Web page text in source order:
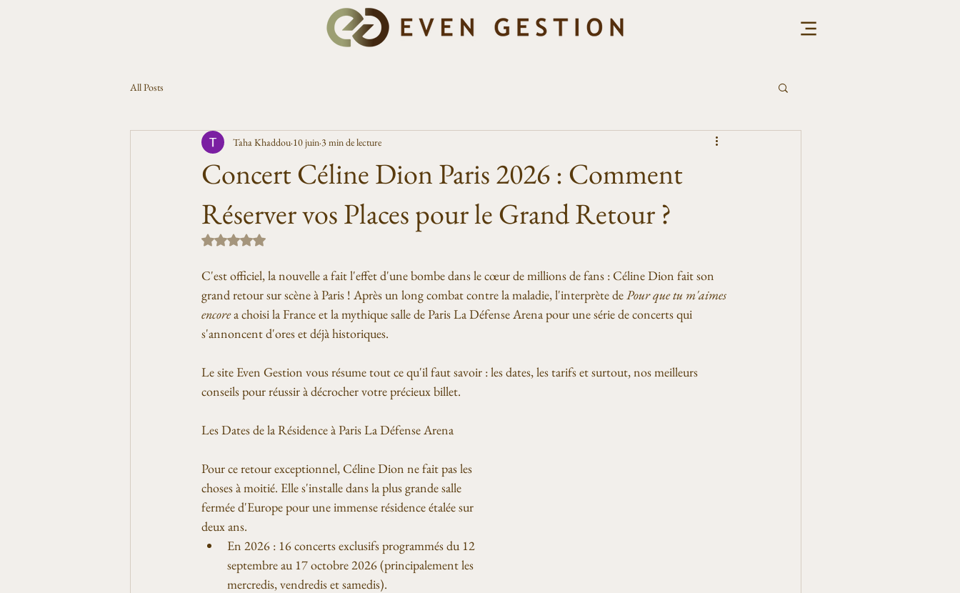
All Posts
Concert Céline Dion Paris 2026 : Comment
Réserver vos Places pour le Grand Retour ?
Taha Khaddou 10 juin 3 min de lecture
Noté NaN étoiles sur 5.
C'est officiel, la nouvelle a fait l'effet d'une bombe dans le cœur de millions de fans : Céline Dion fait son
grand retour sur scène à Paris ! Après un long combat contre la maladie, l'interprète de Pour que tu m'aimes
encore a choisi la France et la mythique salle de Paris La Défense Arena pour une série de concerts qui
s'annoncent d'ores et déjà historiques.
Le site Even Gestion vous résume tout ce qu'il faut savoir : les dates, les tarifs et surtout, nos meilleurs
conseils pour réussir à décrocher votre précieux billet.
Les Dates de la Résidence à Paris La Défense Arena
Pour ce retour exceptionnel, Céline Dion ne fait pas les
choses à moitié. Elle s'installe dans la plus grande salle
fermée d'Europe pour une immense résidence étalée sur
deux ans.
En 2026 : 16 concerts exclusifs programmés du 12
septembre au 17 octobre 2026 (principalement les
mercredis, vendredis et samedis).